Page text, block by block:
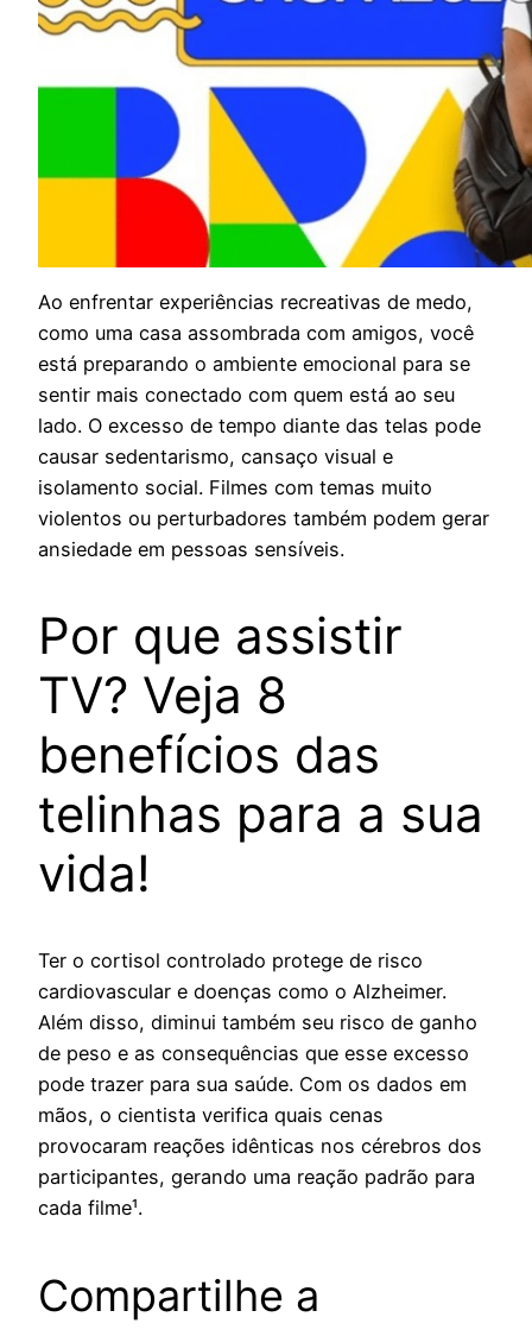
Ao enfrentar experiências recreativas de medo,
como uma casa assombrada com amigos, você
está preparando o ambiente emocional para se
sentir mais conectado com quem está ao seu
lado. O excesso de tempo diante das telas pode
causar sedentarismo, cansaço visual e
isolamento social. Filmes com temas muito
violentos ou perturbadores também podem gerar
ansiedade em pessoas sensíveis.
Por que assistir
TV? Veja 8
benefícios das
telinhas para a sua
vida!
Ter o cortisol controlado protege de risco
cardiovascular e doenças como o Alzheimer.
Além disso, diminui também seu risco de ganho
de peso e as consequências que esse excesso
pode trazer para sua saúde. Com os dados em
mãos, o cientista verifica quais cenas
provocaram reações idênticas nos cérebros dos
participantes, gerando uma reação padrão para
cada filme¹.
Compartilhe a